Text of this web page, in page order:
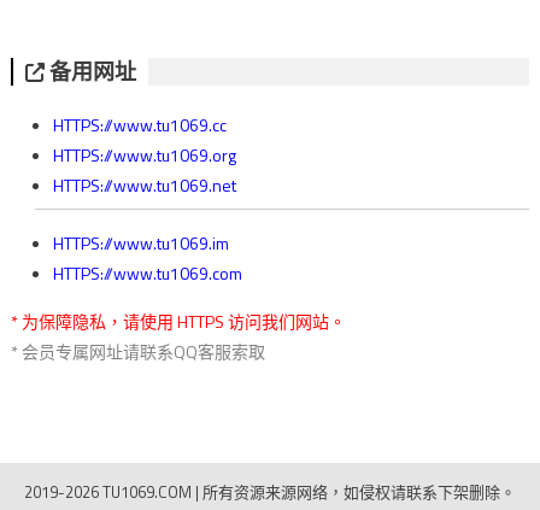
备用网址
HTTPS://www.tu1069.cc
HTTPS://www.tu1069.org
HTTPS://www.tu1069.net
HTTPS://www.tu1069.im
HTTPS://www.tu1069.com
* 为保障隐私，请使用 HTTPS 访问我们网站。
* 会员专属网址请联系QQ客服索取
2019-2026 TU1069.COM | 所有资源来源网络，如侵权请联系下架删除。